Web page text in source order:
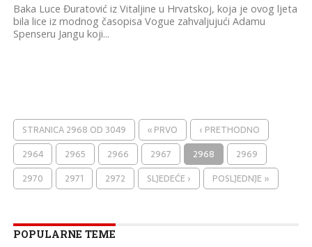
Baka Luce Đuratović iz Vitaljine u Hrvatskoj, koja je ovog ljeta
bila lice iz modnog časopisa Vogue zahvaljujući Adamu
Spenseru Jangu koji...
STRANICA 2968 OD 3049 « PRVO
‹ PRETHODNO
2964
2965 2966 2967 2968
2969
2970
2971 2972 SLJEDEĆE › POSLJEDNJE »
POPULARNE TEME